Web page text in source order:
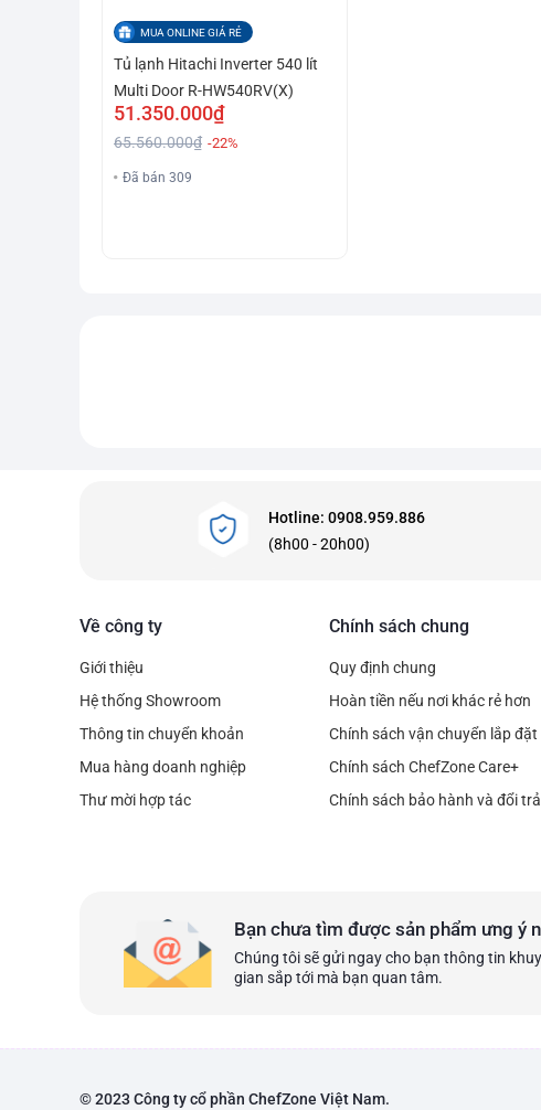
MUA ONLINE GIÁ RẺ
Tủ lạnh Hitachi Inverter 540 lít
Multi Door R-HW540RV(X)
51.350.000₫
65.560.000₫ -22%
Đã bán 309
Hotline: 0908.959.886
(8h00 - 20h00)
Về công ty
Giới thiệu
Hệ thống Showroom
Thông tin chuyển khoản
Mua hàng doanh nghiệp
Thư mời hợp tác
Chính sách chung
Quy định chung
Hoàn tiền nếu nơi khác rẻ hơn
Chính sách vận chuyển lắp đặt
Chính sách ChefZone Care+
Chính sách bảo hành và đổi trả
Bạn chưa tìm được sản phẩm ưng ý
Chúng tôi sẽ gửi ngay cho bạn thông tin
gian sắp tới mà bạn quan tâm.
© 2023 Công ty cổ phần ChefZone Việt Nam.